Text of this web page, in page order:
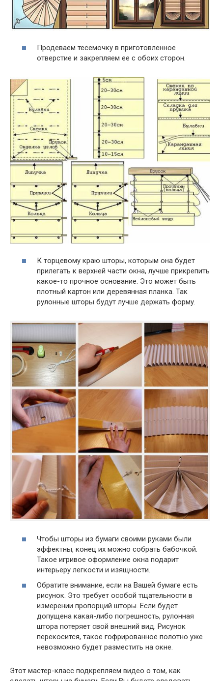
Продеваем тесемочку в приготовленное
отверстие и закрепляем ее с обоих сторон.
К торцевому краю шторы, которым она будет
прилегать к верхней части окна, лучше прикрепить
какое-то прочное основание. Это может быть
плотный картон или деревянная планка. Так
рулонные шторы будут лучше держать форму.
Чтобы шторы из бумаги своими руками были
эффектны, конец их можно собрать бабочкой.
Такое игривое оформление окна подарит
интерьеру легкости и изящности.
Обратите внимание, если на Вашей бумаге есть
рисунок. Это требует особой тщательности в
измерении пропорций шторы. Если будет
допущена какая-либо погрешность, рулонная
штора потеряет свой внешний вид. Рисунок
перекосится, такое гофрированное полотно уже
невозможно будет разместить на окне.
Этот мастер-класс подкрепляем видео о том, как